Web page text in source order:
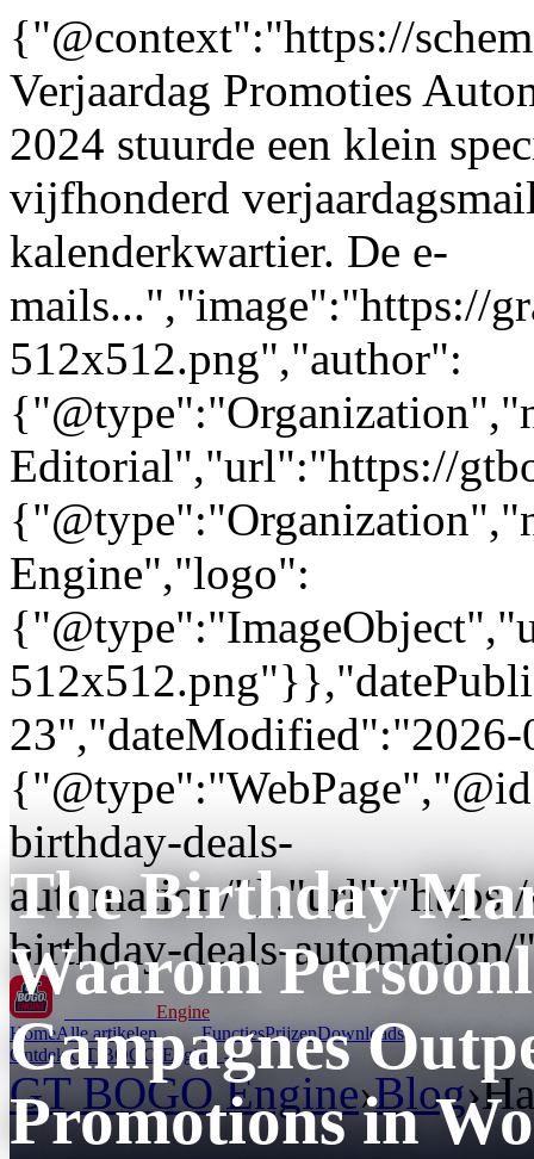
{"@context":"https://
Verjaardag Promoties
2024 stuurde een klein
vijfhonderd
kalenderkwartier. De e-
mails...","image":"https://
512x512.png","author":
Editorial","url":"https://
Engine","logo":
birthday-deals-
automation/
birthday-deals-
Engine
HomeAlle artikelen FunctiesPrijzenDownloads
Ontdek GT BOGO Engine →
GT BOGO Engine›Blog›
The Birthday
Waarom
Campagnes
Promotions in